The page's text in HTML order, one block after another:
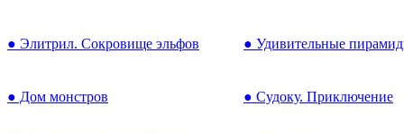
● Элитрил. Сокровище эльфов ● Удивительные
● Дом монстров ● Судоку. Приключение